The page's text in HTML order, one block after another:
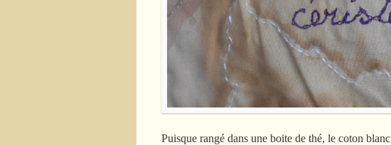
Puisque rangé dans une boite de thé, le coton blanc